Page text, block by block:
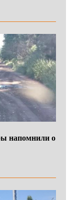
напомнили о